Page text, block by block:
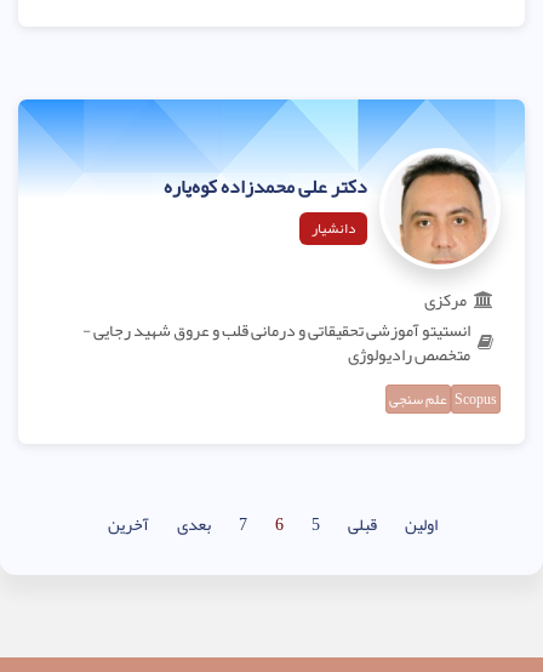
دکتر علی محمدزاده کوه‌پاره
دانشیار
مرکزی
انستیتو آموزشی تحقیقاتی و درمانی قلب و عروق شهید رجایی -
متخصص رادیولوژی
Scopus علم سنجی
اولین قبلی 5
6
7 بعدی آخرین